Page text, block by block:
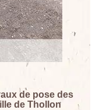
de pose des
de Thollon